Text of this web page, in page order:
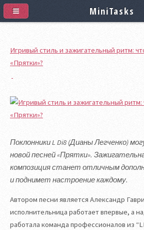
Игривый стиль и зажигательный ритм:
«Прятки»?
Поклонники L Di8 (Дианы Легченко)
новой песней «Прятки».
композиция станет отличным
и поднимет настроение каждому.
Автором песни является Александр
исполнительница работает впервые, а
работала команда профессионалов из
MiniTasks